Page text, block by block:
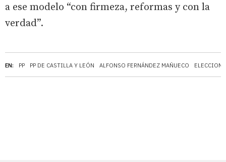
EN: PP PP DE CASTILLA Y LEÓN ALFONSO FERNÁNDEZ MAÑUECO
a ese modelo “con firmeza, reformas y con la
verdad”.